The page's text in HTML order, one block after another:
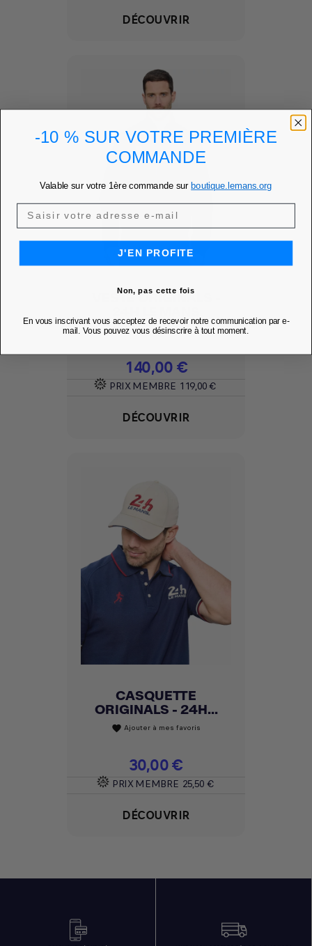
DÉCOUVRIR
VESTE ORIGINALS -
favoriteAjouter à mes favoris
Prix
140,00 €
PRIX MEMBRE 119,00 €
DÉCOUVRIR
CASQUETTE
ORIGINALS - 24H...
favorite Ajouter à mes favoris
Prix
30,00 €
PRIX MEMBRE 25,50 €
DÉCOUVRIR
-10 % SUR VOTRE PREMIÈRE
COMMANDE
Valable sur votre 1ère commande sur boutique.lemans.org
J'EN PROFITE
Non, pas cette fois
En vous inscrivant vous acceptez de recevoir notre communication par e-
mail. Vous pouvez vous désinscrire à tout moment.